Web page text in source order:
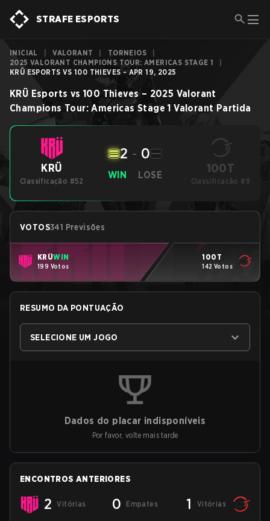
STRAFE ESPORTS
INICIAL VALORANT TORNEIOS
2025 VALORANT CHAMPIONS TOUR: AMERICAS STAGE 1
KRÜ ESPORTS VS 100 THIEVES - APR 19, 2025
KRÜ Esports vs 100 Thieves – 2025 Valorant
Champions Tour: Americas Stage 1 Valorant Partida
KRÜ
Classificação #52
WIN
2 - 0
LOSE 100T
Classificação #9
VOTOS341 Previsões
KRÜWIN
199 Votos
100T
142 Votos
RESUMO DA PONTUAÇÃO
SELECIONE UM JOGO
Dados do placar indisponíveis
Por favor, volte mais tarde
ENCONTROS ANTERIORES
2 Vitórias 0 Empates 1 Vitórias